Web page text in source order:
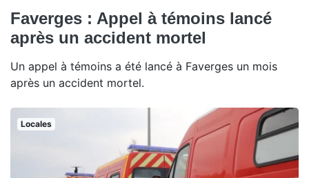
Faverges : Appel à témoins lancé
après un accident mortel
Un appel à témoins a été lancé à Faverges un mois
après un accident mortel.
Locales